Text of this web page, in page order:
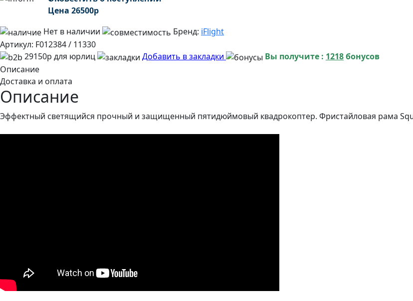
Цена 26500р
Нет в наличии
Бренд: iFlight
Артикул: F012384 / 11330
29150р для юрлиц
Добавить в закладки Вы получите : 1218бонусов
Описание
Доставка и оплата
Описание
Эффектный светящийся прочный и защищенный пятидюймовый квадрокоптер. Фристайловая рама